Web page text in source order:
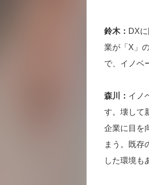
鈴木： DX
業が「X」
で、イノベ
森川： イノ
す。壊して
企業に目を
まう。既存
した環境も